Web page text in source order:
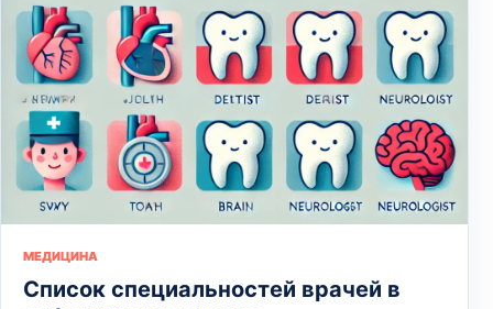
МЕДИЦИНА
Список специальностей врачей в